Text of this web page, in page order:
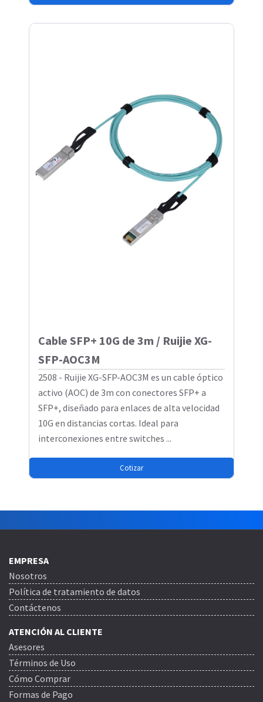
Cable SFP+ 10G de 3m / Ruijie XG-
SFP-AOC3M
2508 - Ruijie XG-SFP-AOC3M es un cable óptico
activo (AOC) de 3m con conectores SFP+ a
SFP+, diseñado para enlaces de alta velocidad
10G en distancias cortas. Ideal para
interconexiones entre switches ...
Cotizar
EMPRESA
Nosotros
Política de tratamiento de datos
Contáctenos
ATENCIÓN AL CLIENTE
Asesores
Términos de Uso
Cómo Comprar
Formas de Pago